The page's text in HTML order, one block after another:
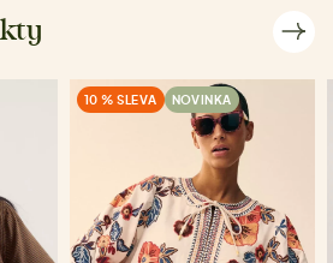
10 % SLEVA NOVINKA